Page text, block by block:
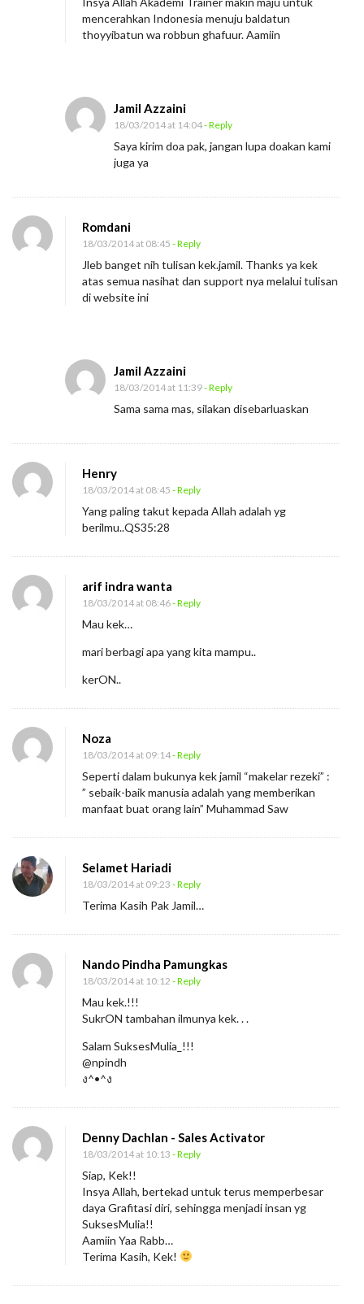
mencerahkan Indonesia menuju baldatun
thoyyibatun wa robbun ghafuur. Aamiin
Jamil Azzaini
18/03/2014 at 14:04- Reply
Saya kirim doa pak, jangan lupa doakan kami
juga ya
Romdani
18/03/2014 at 08:45 - Reply
Jleb banget nih tulisan kek.jamil. Thanks ya kek
atas semua nasihat dan support nya melalui tulisan
di website ini
Jamil Azzaini
18/03/2014 at 11:39- Reply
Sama sama mas, silakan disebarluaskan
Henry
18/03/2014 at 08:45 - Reply
Yang paling takut kepada Allah adalah yg
berilmu..QS35:28
arif indra wanta
18/03/2014 at 08:46- Reply
Mau kek…
mari berbagi apa yang kita mampu..
kerON..
Noza
18/03/2014 at 09:14- Reply
Seperti dalam bukunya kek jamil “makelar rezeki” :
” sebaik-baik manusia adalah yang memberikan
manfaat buat orang lain” Muhammad Saw
Selamet Hariadi
18/03/2014 at 09:23 - Reply
Terima Kasih Pak Jamil…
Nando Pindha Pamungkas
18/03/2014 at 10:12 - Reply
Mau kek.!!!
SukrON tambahan ilmunya kek. . .
Salam SuksesMulia_!!!
@npindh
ง^•^ง
Denny Dachlan - Sales Activator
18/03/2014 at 10:13 - Reply
Siap, Kek!!
Insya Allah, bertekad untuk terus memperbesar
daya Grafitasi diri, sehingga menjadi insan yg
SuksesMulia!!
Aamiin Yaa Rabb…
Terima Kasih, Kek!